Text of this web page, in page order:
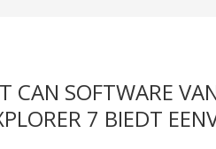
CAN SOFTWARE
7 BIEDT